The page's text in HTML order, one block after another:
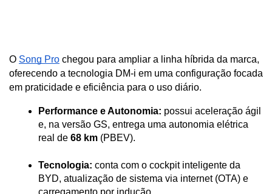
O Song Pro chegou para ampliar a linha híbrida da marca,
oferecendo a tecnologia DM-i em uma configuração focada
em praticidade e eficiência para o uso diário.
Performance e Autonomia: possui aceleração ágil
e, na versão GS, entrega uma autonomia elétrica
real de 68 km (PBEV).
Tecnologia: conta com o cockpit inteligente da
BYD, atualização de sistema via internet (OTA) e
carregamento por indução.